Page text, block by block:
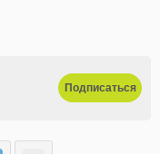
Подписаться